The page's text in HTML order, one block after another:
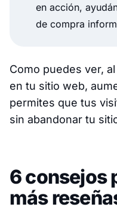
en acción,
de compra
Como puedes ver,
en tu sitio web,
permites que tus
sin abandonar tu
6 consejos
más